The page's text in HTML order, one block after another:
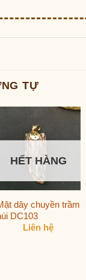
TỰ
HẾT HÀNG
dây chuyền trầm
DC103
Liên hệ